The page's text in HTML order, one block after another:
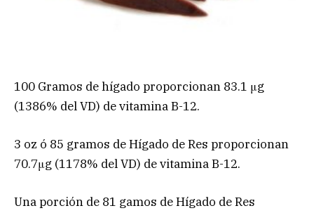
100 Gramos de hígado proporcionan 83.1 μg
(1386% del VD) de vitamina B-12.
3 oz ó 85 gramos de Hígado de Res proporcionan
70.7μg (1178% del VD) de vitamina B-12.
Una porción de 81 gamos de Hígado de Res